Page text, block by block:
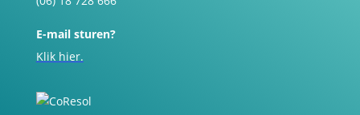
E-mail sturen?
Klik hier.